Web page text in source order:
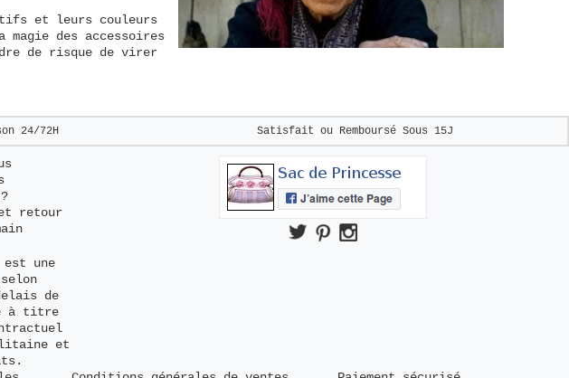
et leurs couleurs
des accessoires
de risque de virer
24/72H Satisfait ou Remboursé Sous 15J
retour
une
de
à titre
et